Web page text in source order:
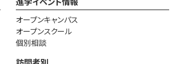
オープンキャンパス
オープンスクール
個別相談